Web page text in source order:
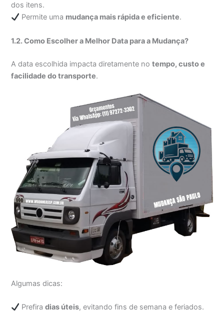
dos itens.
Permite uma mudança mais rápida e eficiente.
1.2. Como Escolher a Melhor Data para a Mudança?
A data escolhida impacta diretamente notempo, custo e
facilidade do transporte.
Algumas dicas:
Prefiradias úteis, evitando fins de semana e feriados.